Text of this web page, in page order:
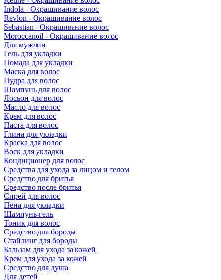
Indola - Окрашивание волос
Revlon - Окрашивание волос
Sebastian - Окрашивание волос
Moroccanoil - Окрашивание волос
Для мужчин
Гель для укладки
Помада для укладки
Маска для волос
Пудра для волос
Шампунь для волос
Лосьон для волос
Масло для волос
Крем для волос
Паста для волос
Глина для укладки
Краска для волос
Воск для укладки
Кондиционер для волос
Средства для ухода за лицом и телом
Средство для бритья
Средство после бритья
Спрей для волос
Пена для укладки
Шампунь-гель
Тоник для волос
Средство для бороды
Стайлинг для бороды
Бальзам для ухода за кожей
Крем для ухода за кожей
Средство для душа
Для детей